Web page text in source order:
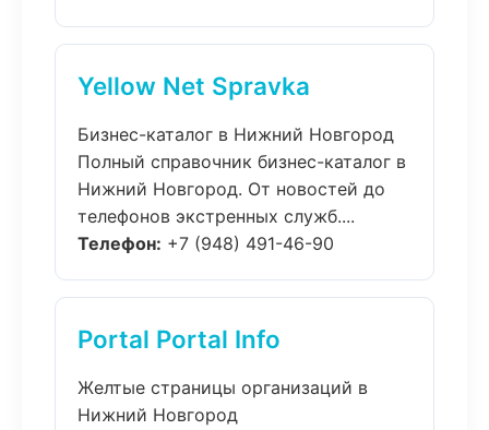
Yellow Net Spravka
Бизнес-каталог в Нижний Новгород
Полный справочник бизнес-каталог в
Нижний Новгород. От новостей до
телефонов экстренных служб....
Телефон: +7 (948) 491-46-90
Portal Portal Info
Желтые страницы организаций в
Нижний Новгород